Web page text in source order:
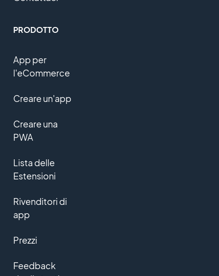
PRODOTTO
App per
l'eCommerce
Creare un'app
Creare una
PWA
Lista delle
Estensioni
Rivenditori di
app
Prezzi
Feedback